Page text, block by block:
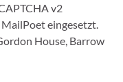
v2
eingesetzt.
House, Barrow